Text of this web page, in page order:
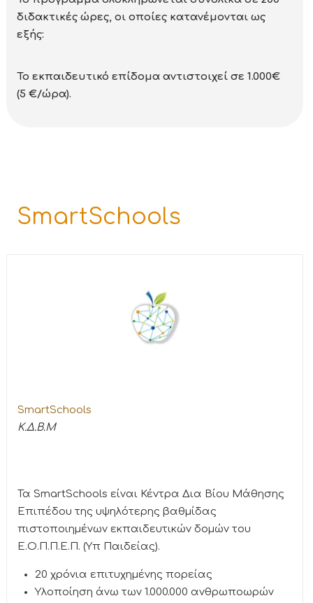
διδακτικές ώρες, οι οποίες κατανέμονται ως
εξής:
Το εκπαιδευτικό επίδομα αντιστοιχεί σε 1.000€
(5 €/ώρα).
SmartSchools
SmartSchools
K.Δ.Β.Μ
Τα SmartSchools είναι Κέντρα Δια Βίου Μάθησης
Επιπέδου της υψηλότερης βαθμίδας
πιστοποιημένων εκπαιδευτικών δομών του
Ε.Ο.Π.Π.Ε.Π. (Υπ Παιδείας).
20 χρόνια επιτυχημένης πορείας
Υλοποίηση άνω των 1.000.000 ανθρωποωρών